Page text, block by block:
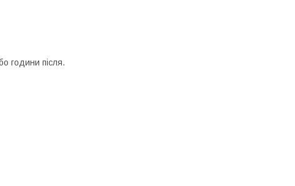
години після.